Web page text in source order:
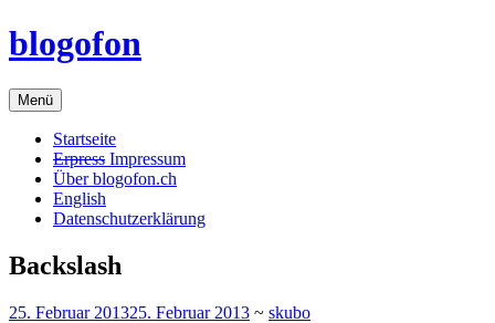
Zum
Inhalt
blogofon
Menü
Startseite
Erpress Impressum
Über blogofon.ch
English
Datenschutzerklärung
Backslash
25. Februar 201325. Februar 2013 ~ skubo